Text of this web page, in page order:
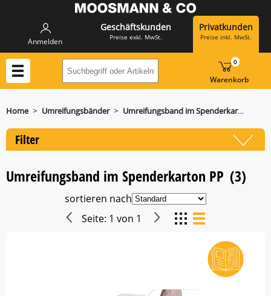
Anmelden
Geschäftskunden
Preise exkl. MwSt.
Privatkunden
Preise inkl. MwSt.
Suchbegriff oder Artikelnummer hier
Warenkorb
0
Home > Umreifungsbänder > Umreifungsband im Spenderkarton PP
Filter
Umreifungsband im Spenderkarton PP (3)
sortieren nach
Seite: 1 von 1